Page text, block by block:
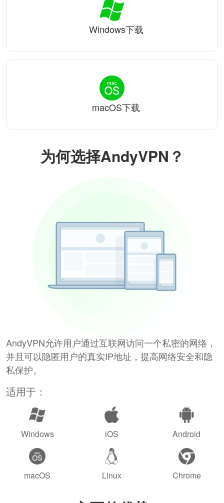
为何选择AndyVPN？
AndyVPN允许用户通过互联网访问一个私密的网络，
并且可以隐匿用户的真实IP地址，提高网络安全和隐
私保护。
适用于：
Windows iOS Android
macOS Linux Chrome
Windows下载
macOS下载